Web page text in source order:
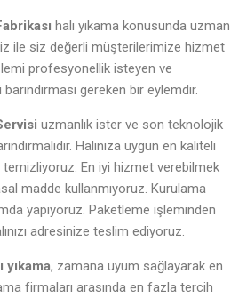
halı yıkama konusunda uzman
ile siz değerli müşterilerimize hizmet
profesyonellik isteyen ve
gereken bir eylemdir.
uzmanlık ister ve son teknolojik
Halınıza uygun en kaliteli
En iyi hizmet verebilmek
madde kullanmıyoruz. Kurulama
yapıyoruz. Paketleme işleminden
adresinize teslim ediyoruz.
yıkama, zamana uyum sağlayarak en
firmaları arasında en fazla tercih